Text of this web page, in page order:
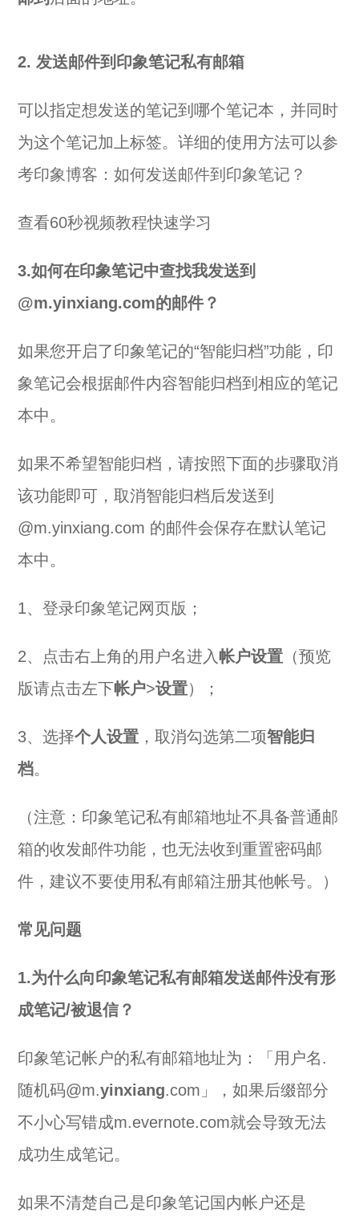
2. 发送邮件到印象笔记私有邮箱
可以指定想发送的笔记到哪个笔记本，并同时
为这个笔记加上标签。详细的使用方法可以参
考印象博客：如何发送邮件到印象笔记？
查看60秒视频教程快速学习
3.如何在印象笔记中查找我发送到
@m.yinxiang.com的邮件？
如果您开启了印象笔记的“智能归档”功能，印
象笔记会根据邮件内容智能归档到相应的笔记
本中。
如果不希望智能归档，请按照下面的步骤取消
该功能即可，取消智能归档后发送到
@m.yinxiang.com 的邮件会保存在默认笔记
本中。
1、登录印象笔记网页版 ；
2、点击右上角的用户名进入帐户设置 （预览
版请点击左下帐户>设置）；
3、选择个人设置 ，取消勾选第二项智能归
档。
（注意：印象笔记私有邮箱地址不具备普通邮
箱的收发邮件功能，也无法收到重置密码邮
件，建议不要使用私有邮箱注册其他帐号。）
常见问题
1.为什么向印象笔记私有邮箱发送邮件没有形
成笔记/被退信？
印象笔记帐户的私有邮箱地址为：「用户名.
随机码@m.yinxiang.com」，如果后缀部分
不小心写错成m.evernote.com就会导致无法
成功生成笔记。
如果不清楚自己是印象笔记国内帐户还是